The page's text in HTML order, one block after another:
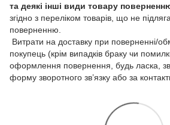
та деякі інші види товару
згідно з переліком товарів, що не
поверненню.
Витрати на доставку при поверненні/
покупець (крім випадків браку чи
оформлення повернення, будь ласка,
форму зворотного зв’язку або за